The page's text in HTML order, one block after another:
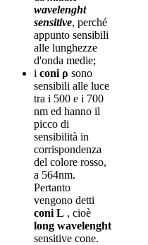
wavelenght
sensitive, perché
appunto sensibili
alle lunghezze
d'onda medie;
i coni ρ sono
sensibili alle luce
tra i 500 e i 700
nm ed hanno il
picco di
sensibilità in
corrispondenza
del colore rosso,
a 564nm.
Pertanto
vengono detti
coni L , cioè
long wavelenght
sensitive cone.